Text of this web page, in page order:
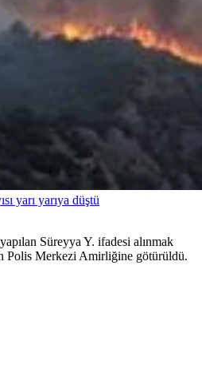
yarı yarıya düştü
Süreyya Y. ifadesi alınmak
Polis Merkezi Amirliğine götürüldü.